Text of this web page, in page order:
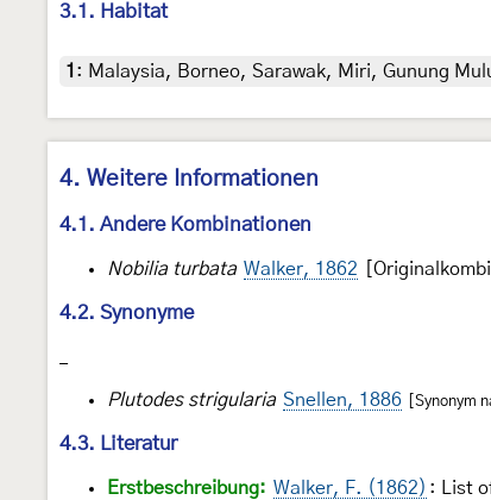
3.1. Habitat
1 : Malaysia, Borneo, Sarawak, Miri, Gunung
4. Weitere Informationen
4.1. Andere Kombinationen
Nobilia turbata Walker, 1862
4.2. Synonyme
Plutodes strigularia Snellen, 1886 [Synonym
4.3. Literatur
Erstbeschreibung: Walker, F. (1862) : List